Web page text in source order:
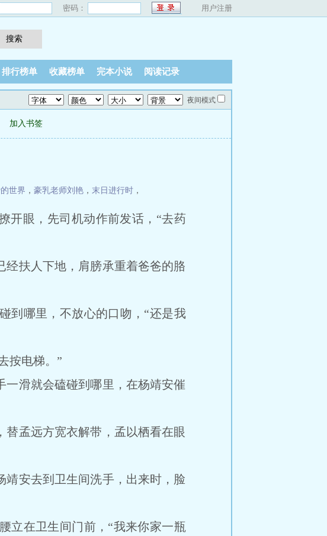
密码： 用户注册
排行榜单 收藏榜单 完本小说 阅读记录
夜间模式
加入书签
世界 ， 豪乳老师刘艳 ， 末日进行时 ，
开眼，先司机动作前发话，“去药
扶人下地，肩膀承重着爸爸的胳
哪里，不放心的口吻，“还是我
按电梯。”
滑就会磕碰到哪里，在杨靖安催
孟远方宽衣解带，孟以栖看在眼
安去到卫生间洗手，出来时，脸
在卫生间门前，“我来你家一瓶